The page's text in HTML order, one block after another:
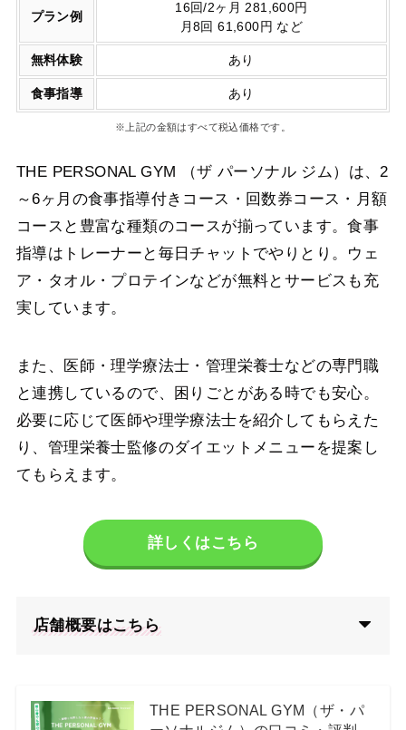
プラン例
16回/2ヶ月 281,600円
月8回 61,600円 など
無料体験 あり
食事指導 あり
※上記の金額はすべて税込価格です。
THE PERSONAL GYM （ザ パーソナル ジム）は、2
～6ヶ月の食事指導付きコース・回数券コース・月額
コースと豊富な種類のコースが揃っています。食事
指導はトレーナーと毎日チャットでやりとり。ウェ
ア・タオル・プロテインなどが無料とサービスも充
実しています。
また、医師・理学療法士・管理栄養士などの専門職
と連携しているので、困りごとがある時でも安心。
必要に応じて医師や理学療法士を紹介してもらえた
り、管理栄養士監修のダイエットメニューを提案し
てもらえます。
詳しくはこちら
店舗概要はこちら
THE PERSONAL GYM（ザ・パ